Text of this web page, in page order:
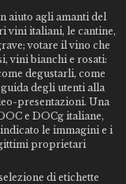
aiuto agli amanti del
vini italiani, le cantine,
votare il vino che
vini bianchi e rosati:
degustarli, come
degli utenti alla
presentazioni. Una
e DOCg italiane,
le immagini e i
proprietari
di etichette